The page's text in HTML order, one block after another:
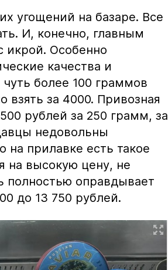
угощений на базаре. Все
И, конечно, главным
икрой. Особенно
качества и
более 100 граммов
за 4000. Привозная
рублей за 250 грамм, за
недовольны
на прилавке есть такое
на высокую цену, не
полностью оправдывает
до 13 750 рублей.